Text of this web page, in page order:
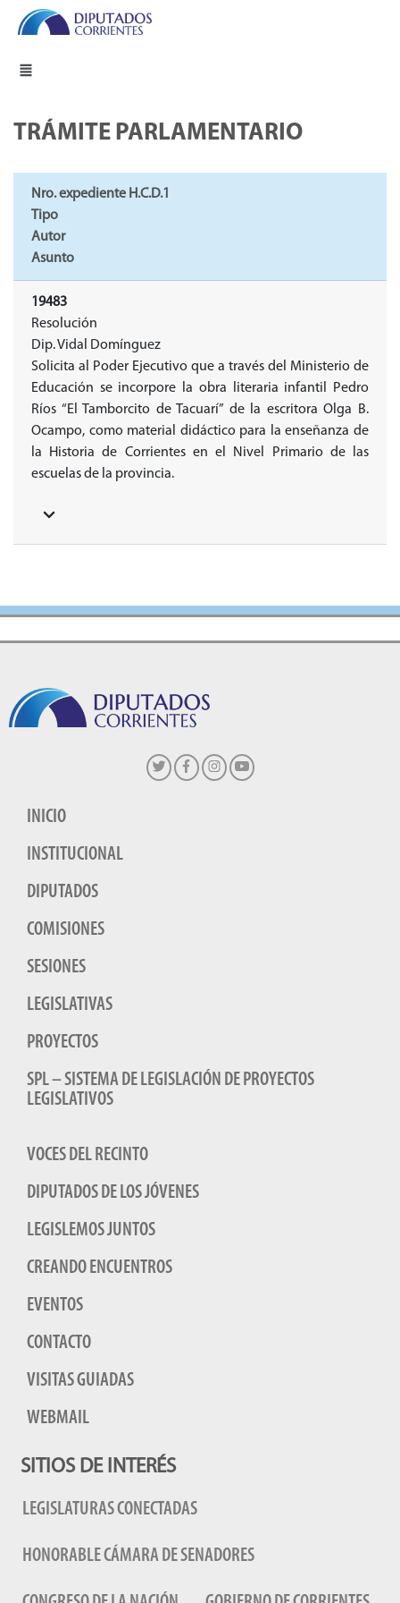
TRÁMITE PARLAMENTARIO
Nro. expediente H.C.D.1
Tipo
Autor
Asunto
19483
Resolución
Dip. Vidal Domínguez
Solicita al Poder Ejecutivo que a través del Ministerio de
Educación se incorpore la obra literaria infantil Pedro
Ríos “El Tamborcito de Tacuarí” de la escritora Olga B.
Ocampo, como material didáctico para la enseñanza de
la Historia de Corrientes en el Nivel Primario de las
escuelas de la provincia.
INICIO
INSTITUCIONAL
DIPUTADOS
COMISIONES
SESIONES
LEGISLATIVAS
PROYECTOS
SPL – SISTEMA DE LEGISLACIÓN DE PROYECTOS
LEGISLATIVOS
VOCES DEL RECINTO
DIPUTADOS DE LOS JÓVENES
LEGISLEMOS JUNTOS
CREANDO ENCUENTROS
EVENTOS
CONTACTO
VISITAS GUIADAS
WEBMAIL
SITIOS DE INTERÉS
LEGISLATURAS CONECTADAS
HONORABLE CÁMARA DE SENADORES